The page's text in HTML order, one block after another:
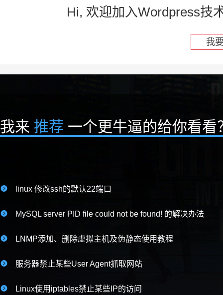
Hi, 欢迎加入Wordpress技
我
我来 推荐 一个更牛逼的给你看看
 linux 修改ssh的默认22端口
 MySQL server PID file could not be found! 的解决办法
 LNMP添加、删除虚拟主机及伪静态使用教程
 服务器禁止某些User Agent抓取网站
 Linux使用iptables禁止某些IP的访问